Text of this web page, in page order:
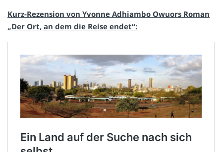
Kurz-Rezension von Yvonne Adhiambo Owuors Roman
„Der Ort, an dem die Reise endet“: